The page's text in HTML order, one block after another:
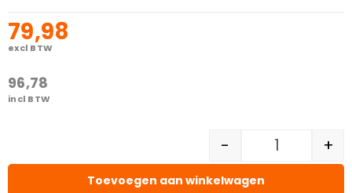
79,98
excl BTW
96,78
incl BTW
- +
Toevoegen aan winkelwagen